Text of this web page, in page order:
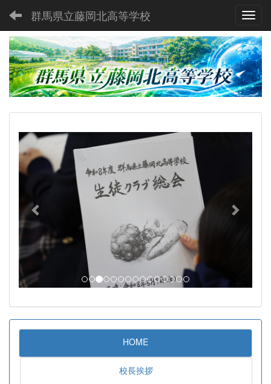
群馬県立藤岡北高等学校
p
r
e
o
u
s
n
HOME
校長挨拶